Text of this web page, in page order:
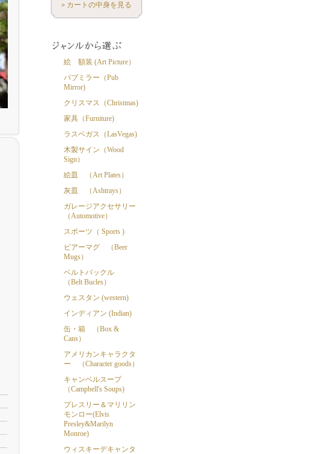
» カートの中身を見る
絵 額装 (Art Picture）
パブミラー（Pub
Mirror)
クリスマス（Christmas)
家具（Furniture)
ラスベガス（LasVegas)
木製サイン（Wood
Sign）
絵皿 （Art Plates）
灰皿 （Ashtrays）
ガレージアクセサリー
（Automotive）
スポーツ（ Sports )
ビアーマグ （Beer
Mugs）
ベルトバックル
（Belt Bucles）
ウェスタン (western)
インディアン (Indian)
缶・箱 （Box &
Cans）
アメリカンキャラクタ
ー （Character goods）
キャンベルスープ
（Campbell's Soups)
プレスリー＆マリリン
モンロー(Elvis
Presley&Marilyn
Monroe)
ウィスキーデキャンタ